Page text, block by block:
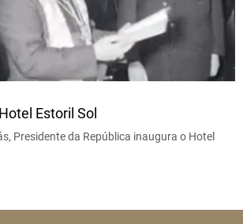
Estoril Sol
Presidente da República inaugura o Hotel